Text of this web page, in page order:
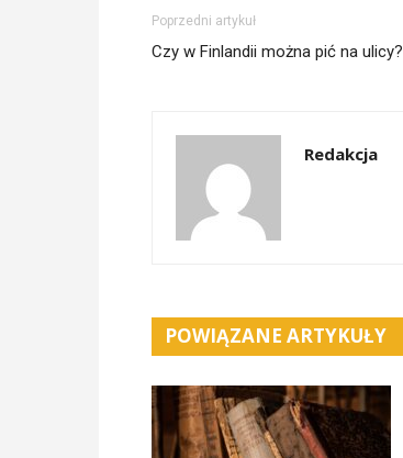
Poprzedni artykuł
Czy w Finlandii można pić na ulicy?
Redakcja
POWIĄZANE ARTYKUŁY